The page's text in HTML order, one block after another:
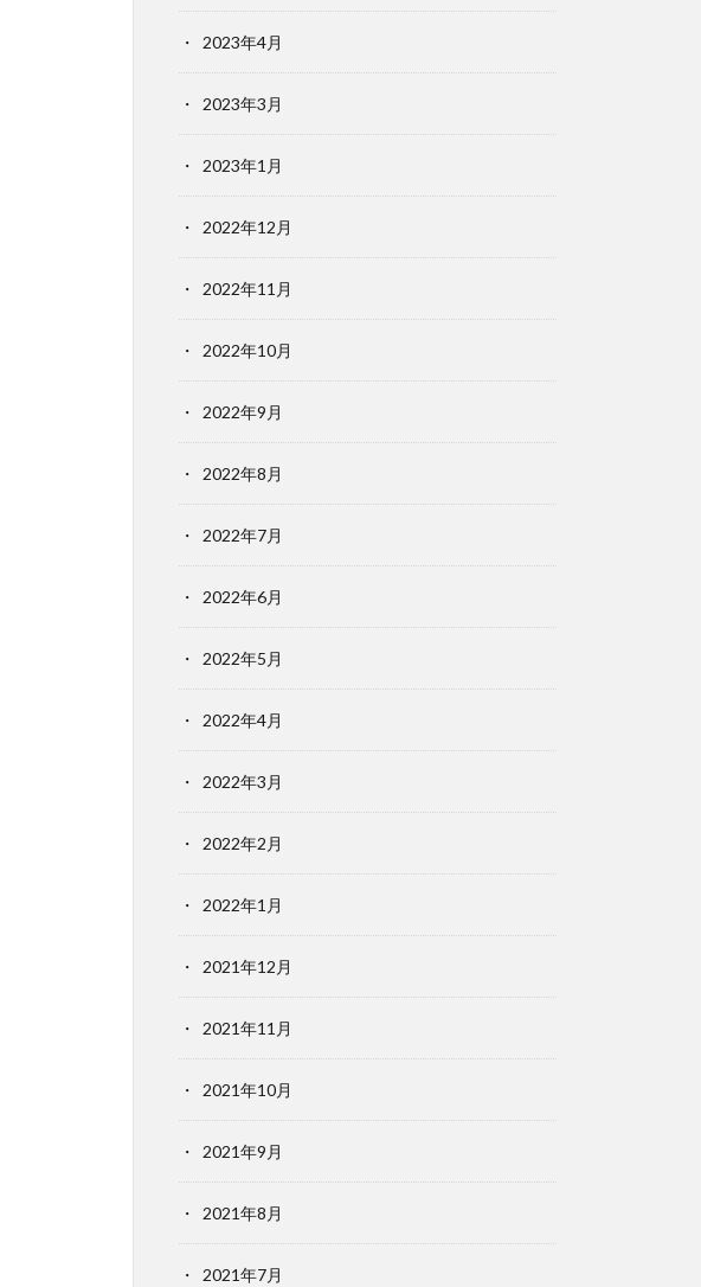
2023年4月
2023年3月
2023年1月
2022年12月
2022年11月
2022年10月
2022年9月
2022年8月
2022年7月
2022年6月
2022年5月
2022年4月
2022年3月
2022年2月
2022年1月
2021年12月
2021年11月
2021年10月
2021年9月
2021年8月
2021年7月